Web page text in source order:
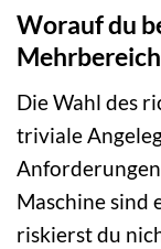
Worauf du
Die Wahl des
triviale
Maschine sind
riskierst du